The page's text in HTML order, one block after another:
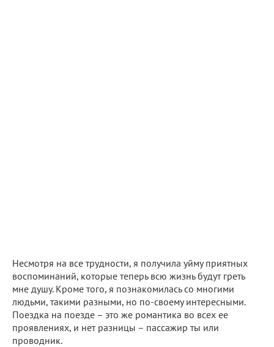
Несмотря на все трудности, я получила уйму приятных
воспоминаний, которые теперь всю жизнь будут греть
мне душу. Кроме того, я познакомилась со многими
людьми, такими разными, но по-своему интересными.
Поездка на поезде – это же романтика во всех ее
проявлениях, и нет разницы – пассажир ты или
проводник.